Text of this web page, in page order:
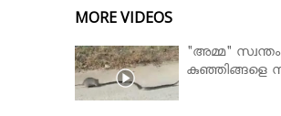
MORE VIDEOS
"അമ്മ"
കുഞ്ഞിങ്ങളെ